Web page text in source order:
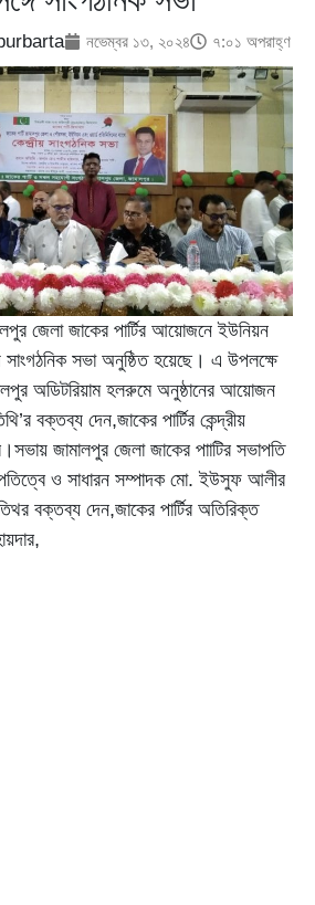
নভেম্বর ১৩, ২০২৪ ৭:০১ অপরাহ্ণ
জেলা জাকের পার্টির আয়োজনে ইউনিয়ন
সাংগঠনিক সভা অনুষ্ঠিত হয়েছে। এ উপলক্ষে
অডিটরিয়াম হলরুমে অনুষ্ঠানের আয়োজন
বক্তব্য দেন,জাকের পার্টির কেন্দ্রীয়
জামালপুর জেলা জাকের পাাটির সভাপতি
ও সাধারন সম্পাদক মো. ইউসুফ আলীর
বক্তব্য দেন,জাকের পার্টির অতিরিক্ত